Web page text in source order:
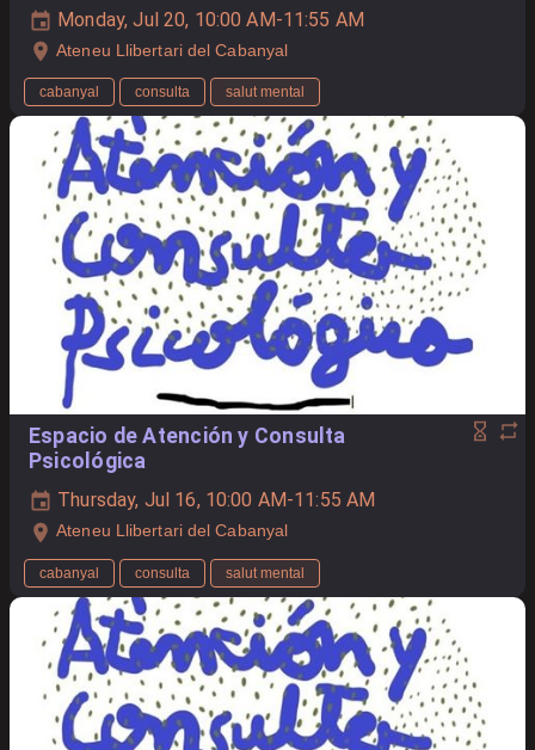
Monday, Jul 20, 10:00 AM-11:55 AM
Ateneu Llibertari del Cabanyal
cabanyal consulta salut mental
Espacio de Atención y Consulta
Psicológica
Thursday, Jul 16, 10:00 AM-11:55 AM
Ateneu Llibertari del Cabanyal
cabanyal consulta salut mental